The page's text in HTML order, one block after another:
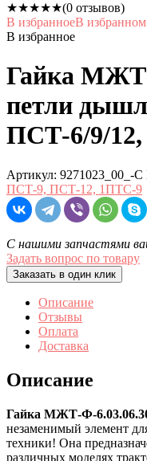
★★★★★(0 отзывов)
В избранноеВ избранном
В избранное
Гайка
петли
ПСТ-6/9/
Артикул: 9271023_00_-С
ПСТ-9, ПСТ-12, 1ПТС-9
С нашими запчастями
Задать вопрос по товару
Заказать в один клик
Описание
Отзывы
Оплата
Доставка
Описание
Гайка МЖТ-Ф-
незаменимый элемент
техники! Она
различных моделях